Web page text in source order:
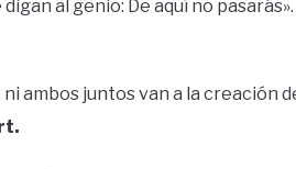
al genio: De aquí no pasarás».
ambos juntos van a la creación